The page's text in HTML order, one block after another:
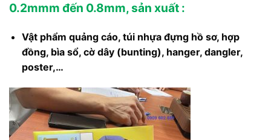
0.2mmm đến 0.8mm, sản xuất :
Vật phẩm quảng cáo, túi nhựa đựng hồ sơ, hợp
đồng, bìa sổ, cờ dây (bunting), hanger, dangler,
poster,…